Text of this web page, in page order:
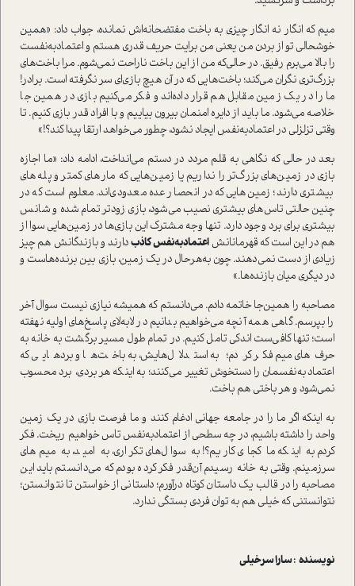
میم که انگار نه انگار چیزی به باخت مفتضحانه‌اش نمانده، جواب داد: «همین
خوشحالی تو از بردن من یعنی من برایت حریف قدری هستم و اعتماد‌به‌نفست
را بالا می‌برم رفیق. در حالی‌که من از این باخت ناراحت نمی‌شوم. مرا باخت‌های
بزرگ‌تری نگران می‌کند؛ باخت‌هایی که در آن هیچ بازی‌ای سر نگرفته است. برادر!
ما را در یک زمین مقابل هم قرار داده‌اند و فکر می‌کنیم بازی در همین جا
خلاصه می‌شود. ما باید از دایره امنمان بیرون بیاییم و با افراد قدر بازی کنیم. تا
وقتی تزلزلی در اعتماد‌به‌نفس ایجاد نشود، چطور می‌خواهد ارتقا پیدا کند؟!»
بعد در حالی که نگاهی به قلم مردد در دستم می‌انداخت، ادامه داد: «ما اجازه
بازی در زمین‌های بزرگ‌تر را نداریم یا زمین‌هایی که مارهای کمتر و پله‌های
بیشتری دارند؛ زمین‌هایی که در انحصار عده معدودی‌اند. معلوم است که در
چنین حالتی تاس‌های بیشتری نصیب می‌شود، بازی زودتر تمام شده و شانس
بیشتری برای برد وجود دارد. تنها وجه مشترک این بازی‌ها در زمین‌هایی سوا از
هم در این است که قهرمانانشاعتماد‌به‌نفس کاذبدارند و بازندگانش هم چیز
زیادی از دست نمی‌دهند. چون به‌هرحال در یک زمین، بازی بین برنده‌هاست و
در دیگری میان بازنده‌ها.»
مصاحبه را همین‌جا خاتمه دادم. می‌دانستم که همیشه نیازی نیست سوال آخر
را بپرسم. گاهی همه آنچه می‌خواهیم بدانیم در لابه‌لای پاسخ‌های اولیه نهفته
است؛ تنها کافی‌ست اندکی تامل کنیم. در تمام طول مسیر برگشت به خانه به
حرف‌های میم فکر کردم؛ به استدلال‌هایش، به باخت‌ها و بردهایی که
اعتماد‌به‌نفسمان را دستخوش تغییر می‌کنند؛ به اینکه هر بردی، برد محسوب
نمی‌شود و هر باختی هم باخت.
به اینکه اگر ما را در جامعه جهانی ادغام کنند و ما فرصت بازی در یک زمین
واحد را داشته باشیم، در چه سطحی از اعتماد‌به‌نفس تاس خواهیم ریخت. فکر
کردم به اینکه ما کجای کاریم؟! به سوال‌های تکراری، به امید، به میم‌های
سرزمینم. وقتی به خانه رسیدم آن‌قدر فکر کرده بودم که می‌دانستم باید این
مصاحبه را در قالب یک داستان کوتاه درآورم؛ داستانی از خواستن تا نتوانستن؛
نتوانستنی که خیلی هم به توان فردی بستگی ندارد.
نویسنده : سارا سرخیلی